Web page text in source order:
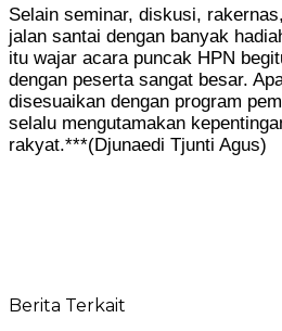
Selain seminar, diskusi,
jalan santai dengan banyak
itu wajar acara puncak HPN
dengan peserta sangat besar.
disesuaikan dengan program
selalu mengutamakan
rakyat.***(Djunaedi Tjunti Agus)
Berita Terkait